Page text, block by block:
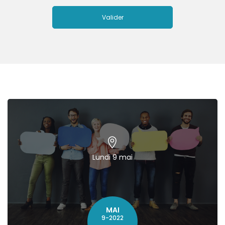
Lundi 9 mai
MAI
9-2022